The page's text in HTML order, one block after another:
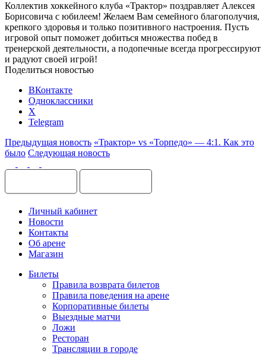
Коллектив хоккейного клуба «Трактор» поздравляет Алексея
Борисовича с юбилеем! Желаем Вам семейного благополучия,
крепкого здоровья и только позитивного настроения. Пусть
игровой опыт поможет добиться множества побед в
тренерской деятельности, а подопечные всегда прогрессируют
и радуют своей игрой!
Поделиться новостью
ВКонтакте
Одноклассники
X
Telegram
Предыдущая новость «Трактор» vs «Торпедо» — 4:1. Как это
было Следующая новость
Личный кабинет
Новости
Контакты
Об арене
Магазин
Билеты
Правила возврата билетов
Правила поведения на арене
Корпоративные билеты
Выездные матчи
Ложи
Ресторан
Трансляции в городе